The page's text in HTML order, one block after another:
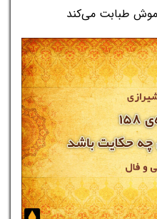
موش طبابت می‌کند